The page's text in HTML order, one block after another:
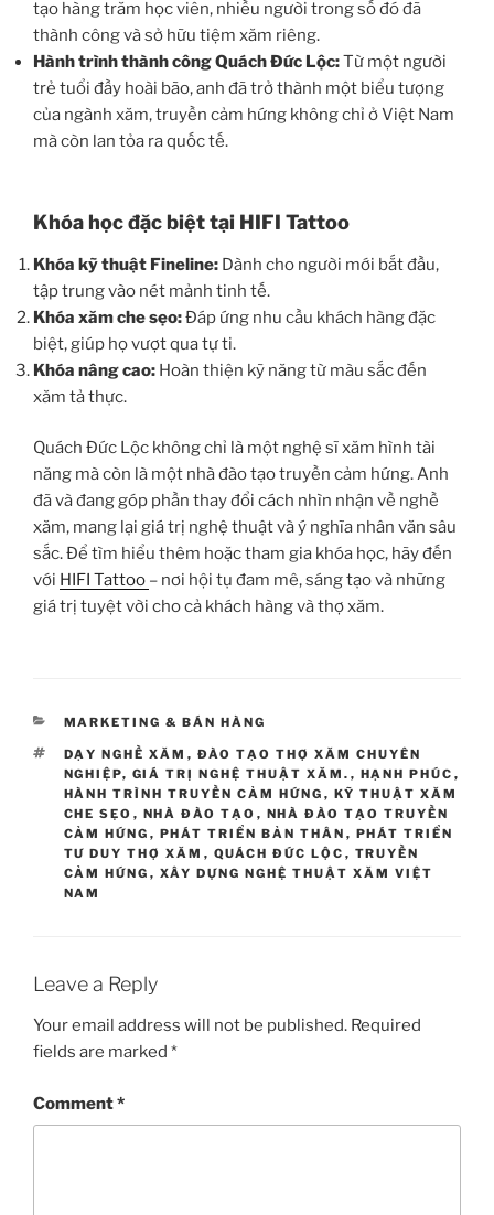
tạo hàng trăm học viên, nhiều người trong số đó đã
thành công và sở hữu tiệm xăm riêng.
Hành trình thành công Quách Đức Lộc:Từ một người
trẻ tuổi đầy hoài bão, anh đã trở thành một biểu tượng
của ngành xăm, truyền cảm hứng không chỉ ở Việt Nam
mà còn lan tỏa ra quốc tế.
Khóa học đặc biệt tại HIFI Tattoo
Khóa kỹ thuật Fineline: Dành cho người mới bắt đầu,
tập trung vào nét mảnh tinh tế.
Khóa xăm che sẹo:Đáp ứng nhu cầu khách hàng đặc
biệt, giúp họ vượt qua tự ti.
Khóa nâng cao: Hoàn thiện kỹ năng từ màu sắc đến
xăm tả thực.
Quách Đức Lộc không chỉ là một nghệ sĩ xăm hình tài
năng mà còn là một nhà đào tạo truyền cảm hứng. Anh
đã và đang góp phần thay đổi cách nhìn nhận về nghề
xăm, mang lại giá trị nghệ thuật và ý nghĩa nhân văn sâu
sắc. Để tìm hiểu thêm hoặc tham gia khóa học, hãy đến
với HIFI Tattoo – nơi hội tụ đam mê, sáng tạo và những
giá trị tuyệt vời cho cả khách hàng và thợ xăm.
CATEGORIES
MARKETING & BÁN HÀNG
TAGS
DẠY NGHỀ XĂM , ĐÀO TẠO THỢ XĂM CHUYÊN
NGHIỆP, GIÁ TRỊ NGHỆ THUẬT XĂM. , HẠNH PHÚC ,
HÀNH TRÌNH TRUYỀN CẢM HỨNG , KỸ THUẬT XĂM
CHE SẸO , NHÀ ĐÀO TẠO , NHÀ ĐÀO TẠO TRUYỀN
CẢM HỨNG , PHÁT TRIỂN BẢN THÂN , PHÁT TRIỂN
TƯ DUY THỢ XĂM , QUÁCH ĐỨC LỘC , TRUYỀN
CẢM HỨNG , XÂY DỰNG NGHỆ THUẬT XĂM VIỆT
NAM
Leave a Reply
Your email address will not be published. Required
fields are marked *
Comment*